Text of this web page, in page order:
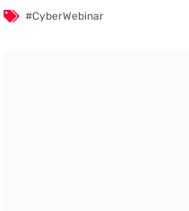
#CyberWebinar